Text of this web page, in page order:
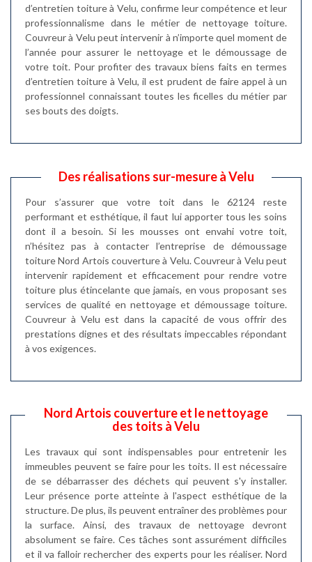
d’entretien toiture à Velu, confirme leur compétence et leur
professionnalisme dans le métier de nettoyage toiture.
Couvreur à Velu peut intervenir à n’importe quel moment de
l’année pour assurer le nettoyage et le démoussage de
votre toit. Pour profiter des travaux biens faits en termes
d’entretien toiture à Velu, il est prudent de faire appel à un
professionnel connaissant toutes les ficelles du métier par
ses bouts des doigts.
Des réalisations sur-mesure à Velu
Pour s’assurer que votre toit dans le 62124 reste
performant et esthétique, il faut lui apporter tous les soins
dont il a besoin. Si les mousses ont envahi votre toit,
n’hésitez pas à contacter l’entreprise de démoussage
toiture Nord Artois couverture à Velu. Couvreur à Velu peut
intervenir rapidement et efficacement pour rendre votre
toiture plus étincelante que jamais, en vous proposant ses
services de qualité en nettoyage et démoussage toiture.
Couvreur à Velu est dans la capacité de vous offrir des
prestations dignes et des résultats impeccables répondant
à vos exigences.
Nord Artois couverture et le nettoyage
des toits à Velu
Les travaux qui sont indispensables pour entretenir les
immeubles peuvent se faire pour les toits. Il est nécessaire
de se débarrasser des déchets qui peuvent s'y installer.
Leur présence porte atteinte à l'aspect esthétique de la
structure. De plus, ils peuvent entraîner des problèmes pour
la surface. Ainsi, des travaux de nettoyage devront
absolument se faire. Ces tâches sont assurément difficiles
et il va falloir rechercher des experts pour les réaliser. Nord